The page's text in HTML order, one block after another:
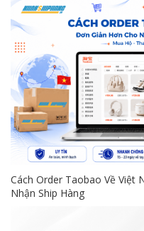
Cách Order Taobao Về Việt
Nhận Ship Hàng